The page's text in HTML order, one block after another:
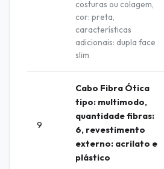
costuras ou colagem,
cor: preta,
características
adicionais: dupla face
slim
9
Cabo Fibra Ótica
tipo: multimodo,
quantidade fibras:
6, revestimento
externo: acrilato e
plástico